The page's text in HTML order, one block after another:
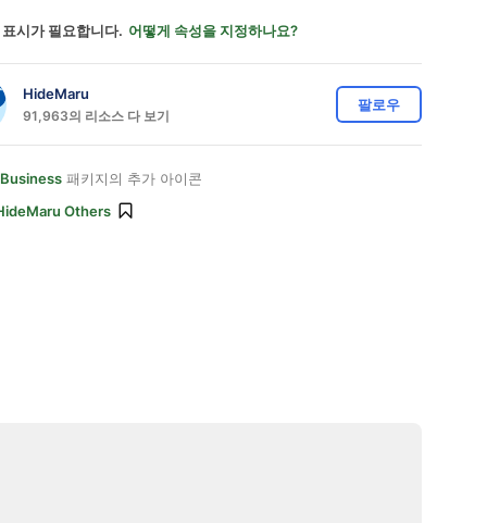
시가 필요합니다. 어떻게 속성을 지정하나요?
HideMaru
91,963의 리소스 다 보기
팔로우
패키지의 추가 아이콘
Others